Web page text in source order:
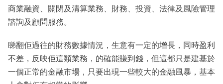
商業融資、關閉及清算業務、財務、投資、法律及風險管理
諮詢及顧問服務。
睇翻佢過往的財務數據情況，生意有一定的增長，同時盈利
不差，反映佢這類業務，的確能賺到錢，但這都只是建基於
一個正常的金融市場，只要出現一些較大的金融風暴，基本